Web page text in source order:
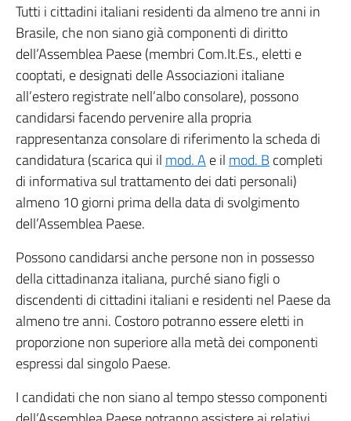
Tutti i cittadini italiani residenti da almeno tre anni in
Brasile, che non siano già componenti di diritto
dell’Assemblea Paese (membri Com.It.Es., eletti e
cooptati, e designati delle Associazioni italiane
all’estero registrate nell’albo consolare), possono
candidarsi facendo pervenire alla propria
rappresentanza consolare di riferimento la scheda di
candidatura (scarica qui il mod. Ae il mod. B completi
di informativa sul trattamento dei dati personali)
almeno 10 giorni prima della data di svolgimento
dell’Assemblea Paese.
Possono candidarsi anche persone non in possesso
della cittadinanza italiana, purché siano figli o
discendenti di cittadini italiani e residenti nel Paese da
almeno tre anni. Costoro potranno essere eletti in
proporzione non superiore alla metà dei componenti
espressi dal singolo Paese.
I candidati che non siano al tempo stesso componenti